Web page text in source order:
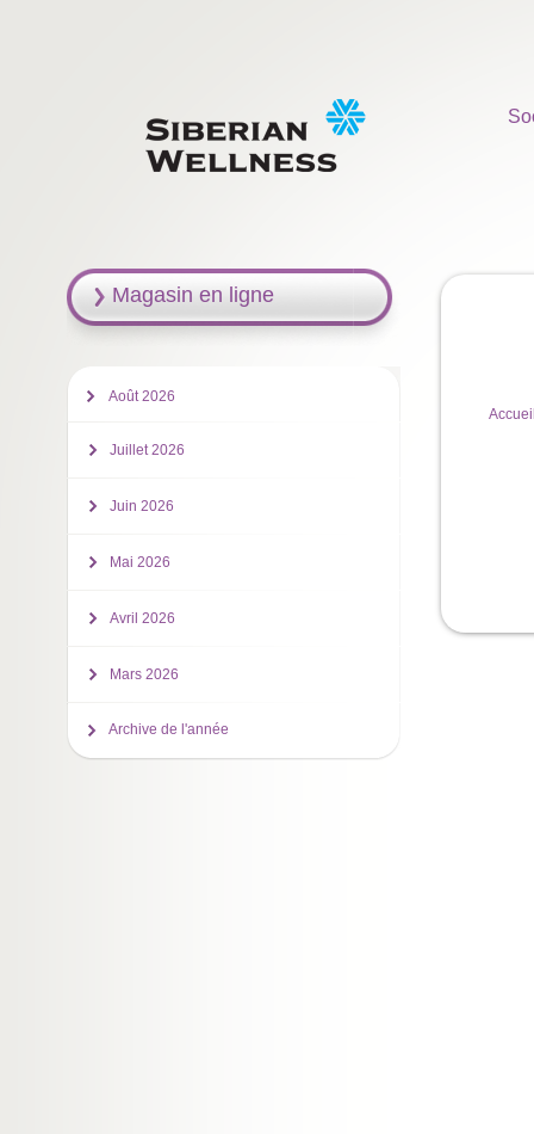
Magasin en ligne
Août 2026
Juillet 2026
Juin 2026
Mai 2026
Avril 2026
Mars 2026
Archive de l'année